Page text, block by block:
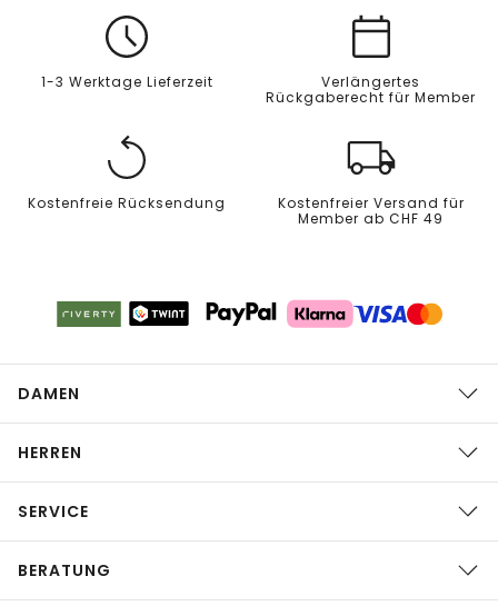
1-3 Werktage Lieferzeit
Verlängertes
Rückgaberecht für Member
Kostenfreie Rücksendung
Kostenfreier Versand für
Member ab CHF 49
DAMEN
HERREN
SERVICE
BERATUNG